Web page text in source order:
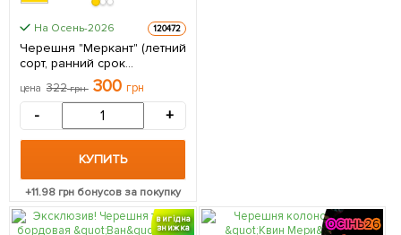
На Осень-2026 120472
Черешня "Меркант" (летний
сорт, ранний срок
созревания) 1 саженец в
упаковке
цена 322грн 300 грн
- +
КУПИТЬ
+11.98грн бонусов за покупку
вигідна
знижка